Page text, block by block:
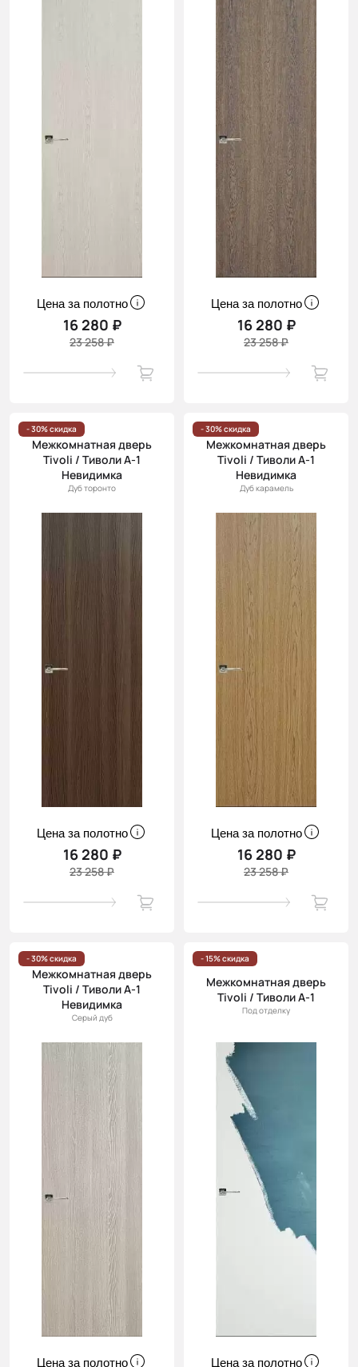
Цена за полотно
16 280 ₽
23 258 ₽
Цена за полотно
16 280 ₽
23 258 ₽
- 30% скидка
Межкомнатная дверь
Tivoli / Тиволи А-1
Невидимка
Дуб торонто
Цена за полотно
16 280 ₽
23 258 ₽
- 30% скидка
Межкомнатная дверь
Tivoli / Тиволи А-1
Невидимка
Дуб карамель
Цена за полотно
16 280 ₽
23 258 ₽
- 30% скидка
Межкомнатная дверь
Tivoli / Тиволи А-1
Невидимка
Серый дуб
Цена за полотно
- 15% скидка
Межкомнатная дверь
Tivoli / Тиволи А-1
Под отделку
Цена за полотно